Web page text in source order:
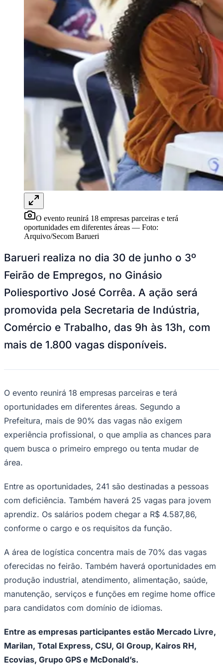
Para Sua Empresa
Anuncie Regional
Guia de Empresas
Vagas na RegiãoNovo
Hub de Negócios
Guia Comercial
Selo Verificado
Portal Educacional
Agenda de Vestibulares
Vagas de Emprego
Panorama Econômico
Panorama Econômico
Anuncie no Portal
Verificar EmpresaNovo
Anunciar Vagas
Publicidade Legal
NBA
NFL
UFC
Tênis (ATP)
MLB
NHL
Atletismo
Vôlei
NBB
Competições de Futebol
Brasileirão Série A
Brasileirão Série B
Copa do Brasil
Copa América
Champions League
Premier League
La Liga
Bundesliga
Mundial 2026
O evento reunirá 18 empresas parceiras e terá
oportunidades em diferentes áreas — Foto:
Arquivo/Secom Barueri
Barueri realiza no dia 30 de junho o 3º
Feirão de Empregos, no Ginásio
Poliesportivo José Corrêa. A ação será
promovida pela Secretaria de Indústria,
Comércio e Trabalho, das 9h às 13h, com
mais de 1.800 vagas disponíveis.
O evento reunirá 18 empresas parceiras e terá
oportunidades em diferentes áreas. Segundo a
Prefeitura, mais de 90% das vagas não exigem
experiência profissional, o que amplia as chances para
quem busca o primeiro emprego ou tenta mudar de
área.
Entre as oportunidades, 241 são destinadas a pessoas
com deficiência. Também haverá 25 vagas para jovem
aprendiz. Os salários podem chegar a R$ 4.587,86,
conforme o cargo e os requisitos da função.
A área de logística concentra mais de 70% das vagas
oferecidas no feirão. Também haverá oportunidades em
produção industrial, atendimento, alimentação, saúde,
manutenção, serviços e funções em regime home office
para candidatos com domínio de idiomas.
Entre as empresas participantes estão Mercado Livre,
Marilan, Total Express, CSU, GI Group, Kairos RH,
Ecovias, Grupo GPS e McDonald’s.